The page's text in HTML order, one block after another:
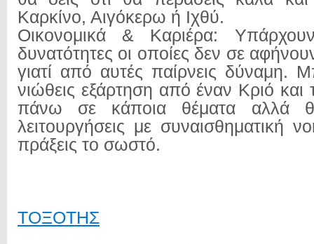
Καρκίνο, Αιγόκερω ή Ιχθύ.
Οικονομικά & Καριέρα:
δυνατότητες οι οποίες δεν σε
γιατί από αυτές παίρνεις δύναμη.
νιώθεις εξάρτηση από έναν Κριό και
πάνω σε κάποια θέματα αλλά
λειτουργήσεις με συναισθηματική
πράξεις το σωστό.
ΤΟΞΟΤΗΣ